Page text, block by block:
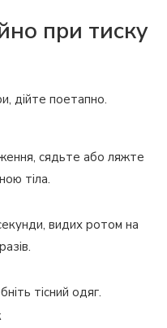
при тиску
дійте поетапно.
сядьте або ляжте
тіла.
видих ротом на
тісний одяг.